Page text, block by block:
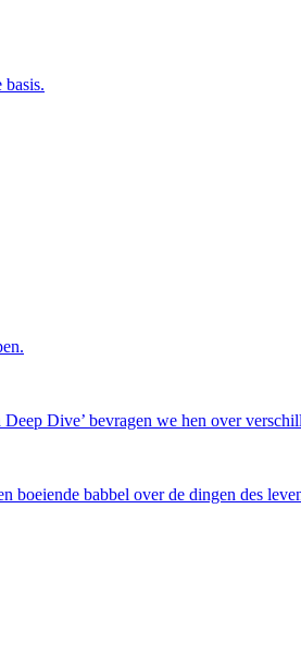
Dive’ bevragen we hen over
boeiende babbel over de dingen des